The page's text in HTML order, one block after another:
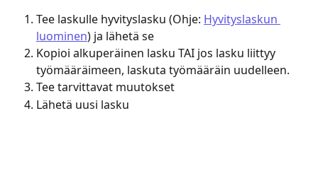
Tee laskulle hyvityslasku (Ohje: Hyvityslaskun
luominen) ja lähetä se
Kopioi alkuperäinen lasku TAI jos lasku liittyy
työmääräimeen, laskuta työmääräin uudelleen.
Tee tarvittavat muutokset
Lähetä uusi lasku